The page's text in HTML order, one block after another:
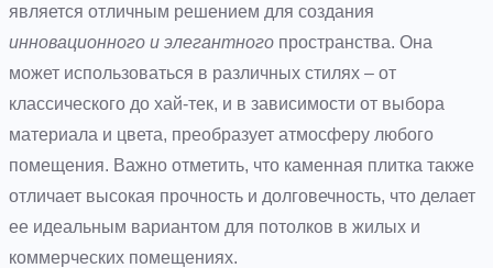
является отличным решением для создания
инновационного и элегантного пространства. Она
может использоваться в различных стилях – от
классического до хай-тек, и в зависимости от выбора
материала и цвета, преобразует атмосферу любого
помещения. Важно отметить, что каменная плитка также
отличает высокая прочность и долговечность, что делает
ее идеальным вариантом для потолков в жилых и
коммерческих помещениях.